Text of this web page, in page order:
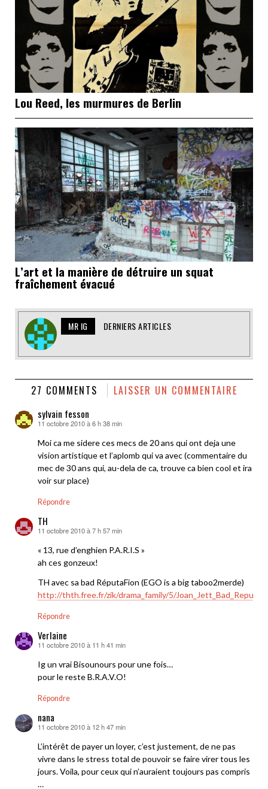
Lou Reed, les murmures de Berlin
L’art et la manière de détruire un squat
fraîchement évacué
MR IG DERNIERS ARTICLES
27 COMMENTS LAISSER UN COMMENTAIRE
sylvain fesson
dit :
11 octobre 2010 à 6 h 38 min
Moi ca me sidere ces mecs de 20 ans qui ont deja une
vision artistique et l’aplomb qui va avec (commentaire du
mec de 30 ans qui, au-dela de ca, trouve ca bien cool et ira
voir sur place)
Répondre
TH
dit :
11 octobre 2010 à 7 h 57 min
« 13, rue d’enghien P.A.R.I.S »
ah ces gonzeux!
TH avec sa bad RéputaFion (EGO is a big taboo2merde)
http://thth.free.fr/zik/drama_family/5/
Répondre
Verlaine
dit :
11 octobre 2010 à 11 h 41 min
Ig un vrai Bisounours pour une fois…
pour le reste B.R.A.V.O!
Répondre
nana
dit :
11 octobre 2010 à 12 h 47 min
L’intérêt de payer un loyer, c’est justement, de ne pas
vivre dans le stress total de pouvoir se faire virer tous les
jours. Voila, pour ceux qui n’auraient toujours pas compris
…